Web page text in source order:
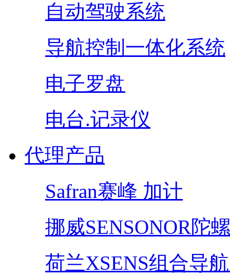
自动驾驶系统
导航控制一体化系统
电子罗盘
电台.记录仪
代理产品
Safran赛峰 加计
挪威SENSONOR陀
荷兰XSENS组合导